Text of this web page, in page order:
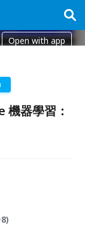
Open with app
器學習：